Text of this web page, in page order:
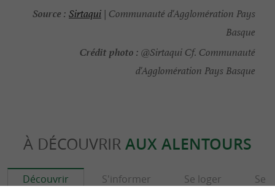
Source : Sirtaqui | Communauté d'Agglomération Pays
Basque
Crédit photo : @Sirtaqui Cf. Communauté
d'Agglomération Pays Basque
À DÉCOUVRIR AUX ALENTOURS
Découvrir S'informer Se loger Se